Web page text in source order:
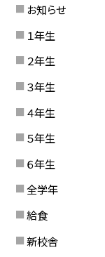
お知らせ
１年生
２年生
３年生
４年生
５年生
６年生
全学年
給食
新校舎